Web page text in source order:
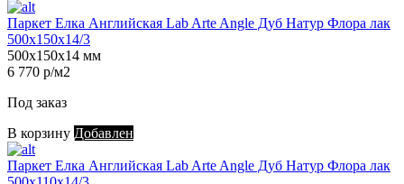
Паркет Елка Английская Lab Arte Angle Дуб Натур Флора лак
500х150х14/3
500х150х14 мм
6 770 р/м2
Под заказ
В корзину Добавлен
Паркет Елка Английская Lab Arte Angle Дуб Натур Флора лак